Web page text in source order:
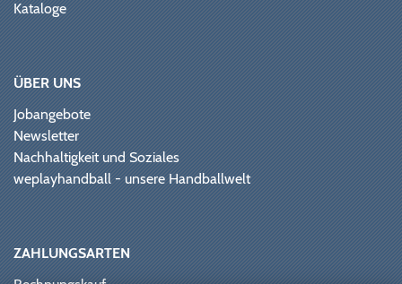
Kataloge
ÜBER UNS
Jobangebote
Newsletter
Nachhaltigkeit und Soziales
weplayhandball - unsere Handballwelt
ZAHLUNGSARTEN